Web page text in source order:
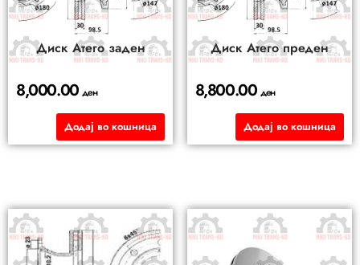
Диск Атего заден
8,000.00ден
Додај во кошница
Диск Атего преден
8,800.00 ден
Додај во кошница